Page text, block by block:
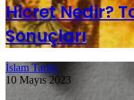
Hicret Nedir?
Sonuçları
İslam Tarihi
10 Mayıs 2023